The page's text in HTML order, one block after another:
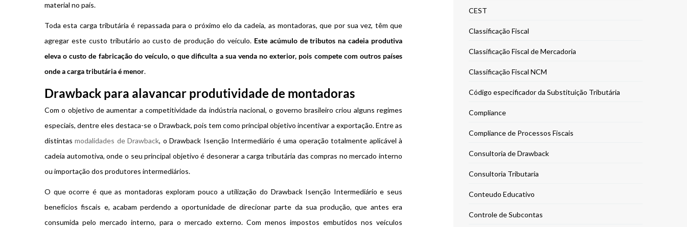
material no país.
Toda esta carga tributária é repassada para o próximo elo da cadeia, as montadoras, que por sua vez, têm que
agregar este custo tributário ao custo de produção do veículo. Este acúmulo de tributos na cadeia produtiva
eleva o custo de fabricação do veículo, o que dificulta a sua venda no exterior, pois compete com outros países
onde a carga tributária é menor.
Drawback para alavancar produtividade de montadoras
Com o objetivo de aumentar a competitividade da indústria nacional, o governo brasileiro criou alguns regimes
especiais, dentre eles destaca-se o Drawback, pois tem como principal objetivo incentivar a exportação. Entre as
distintasmodalidades de Drawback, o Drawback Isenção Intermediário é uma operação totalmente aplicável à
cadeia automotiva, onde o seu principal objetivo é desonerar a carga tributária das compras no mercado interno
ou importação dos produtores intermediários.
O que ocorre é que as montadoras exploram pouco a utilização do Drawback Isenção Intermediário e seus
benefícios fiscais e, acabam perdendo a oportunidade de direcionar parte da sua produção, que antes era
consumida pelo mercado interno, para o mercado externo. Com menos impostos embutidos nos veículos
CEST
Classificação Fiscal
Classificação Fiscal de Mercadoria
Classificação Fiscal NCM
Código especificador da Substituição Tributária
Compliance
Compliance de Processos Fiscais
Consultoria de Drawback
Consultoria Tributaria
Conteudo Educativo
Controle de Subcontas